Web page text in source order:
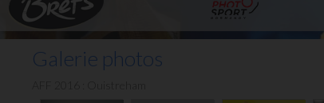
Galerie photos